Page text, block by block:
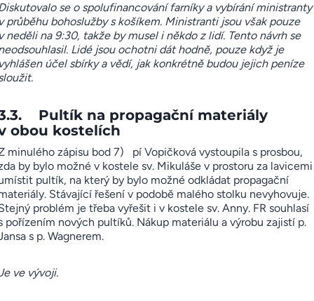
se o spolufinancování farníky a vybírání ministranty
průběhu bohoslužby s košíkem. Ministranti jsou však pouze
neděli na 9:30, takže by musel i někdo z lidí. Tento návrh se
Lidé jsou ochotni dát hodně, pouze když je
účel sbírky a vědí, jak konkrétně budou jejich peníze
Pultík na propagační materiály
obou kostelích
minulého zápisu bod 7) pí Vopičková vystoupila s prosbou,
by bylo možné v kostele sv. Mikuláše v prostoru za lavicemi
pultík, na který by bylo možné odkládat propagační
Stávající řešení v podobě malého stolku nevyhovuje.
problém je třeba vyřešit i v kostele sv. Anny. FR souhlasí
pořízením nových pultíků. Nákup materiálu a výrobu zajistí p.
s p. Wagnerem.
ve vývoji.